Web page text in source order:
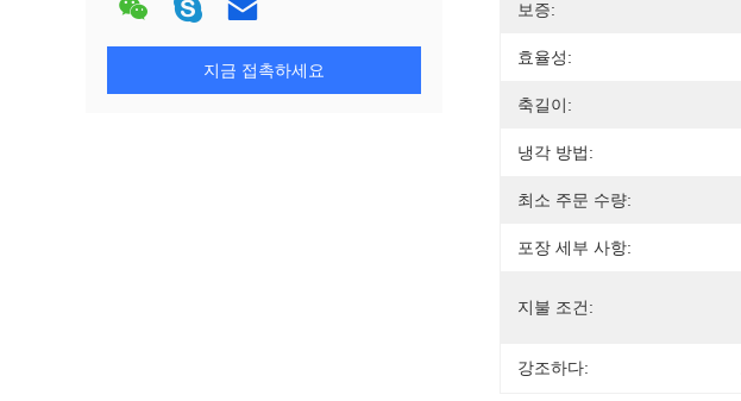
지금 접촉하세요
보증:
효율성:
축길이:
냉각 방법:
최소 주문 수량:
포장 세부 사항:
지불 조건:
강조하다: